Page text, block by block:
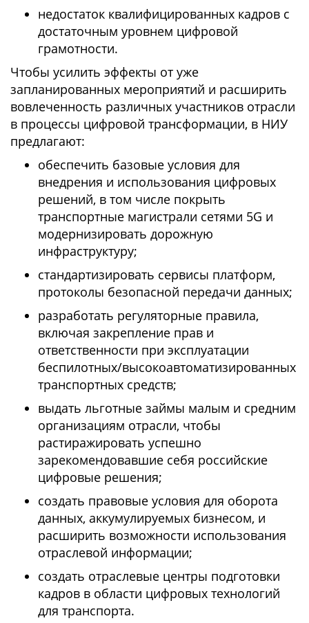
недостаток квалифицированных кадров с
достаточным уровнем цифровой
грамотности.
Чтобы усилить эффекты от уже
запланированных мероприятий и расширить
вовлеченность различных участников отрасли
в процессы цифровой трансформации, в НИУ
предлагают:
обеспечить базовые условия для
внедрения и использования цифровых
решений, в том числе покрыть
транспортные магистрали сетями 5G и
модернизировать дорожную
инфраструктуру;
стандартизировать сервисы платформ,
протоколы безопасной передачи данных;
разработать регуляторные правила,
включая закрепление прав и
ответственности при эксплуатации
беспилотных/высокоавтоматизированных
транспортных средств;
выдать льготные займы малым и средним
организациям отрасли, чтобы
растиражировать успешно
зарекомендовавшие себя российские
цифровые решения;
создать правовые условия для оборота
данных, аккумулируемых бизнесом, и
расширить возможности использования
отраслевой информации;
создать отраслевые центры подготовки
кадров в области цифровых технологий
для транспорта.